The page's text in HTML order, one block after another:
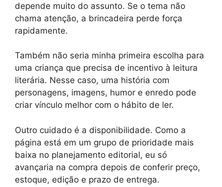
depende muito do assunto. Se o tema não
chama atenção, a brincadeira perde força
rapidamente.
Também não seria minha primeira escolha para
uma criança que precisa de incentivo à leitura
literária. Nesse caso, uma história com
personagens, imagens, humor e enredo pode
criar vínculo melhor com o hábito de ler.
Outro cuidado é a disponibilidade. Como a
página está em um grupo de prioridade mais
baixa no planejamento editorial, eu só
avançaria na compra depois de conferir preço,
estoque, edição e prazo de entrega.